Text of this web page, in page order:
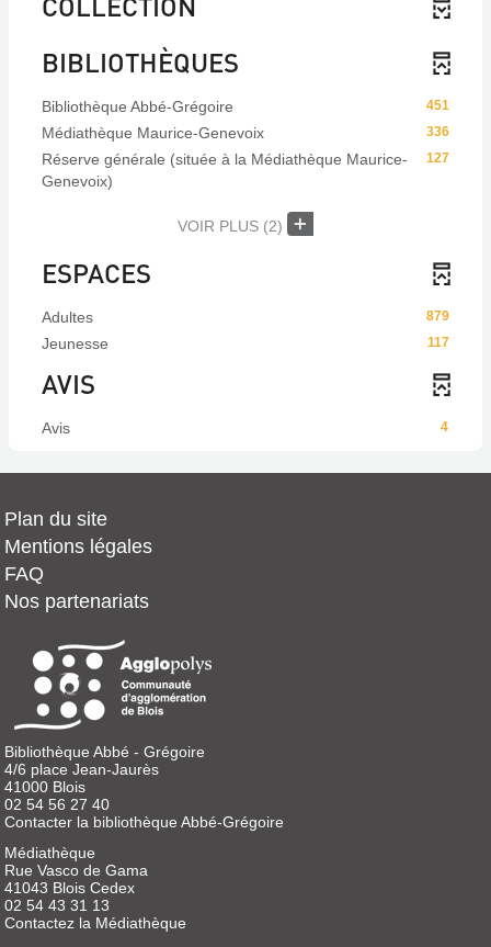
BIBLIOTHÈQUES
451
Bibliothèque Abbé-Grégoire
336
Médiathèque Maurice-Genevoix
127
Réserve générale (située à la Médiathèque Maurice-
Genevoix)
VOIR PLUS (2)
ESPACES
879
Adultes
117
Jeunesse
AVIS
4
Avis
Plan du site
Mentions légales
FAQ
Nos partenariats
Bibliothèque Abbé - Grégoire
4/6 place Jean-Jaurès
41000 Blois
02 54 56 27 40
Contacter la bibliothèque Abbé-Grégoire
Médiathèque
Rue Vasco de Gama
41043 Blois Cedex
02 54 43 31 13
Contactez la Médiathèque